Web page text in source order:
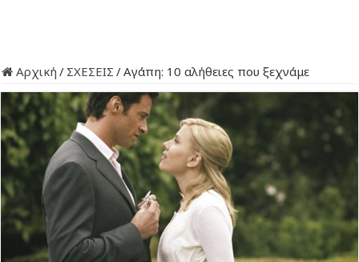
Αρχική / ΣΧΕΣΕΙΣ /Αγάπη: 10 αλήθειες που ξεχνάμε